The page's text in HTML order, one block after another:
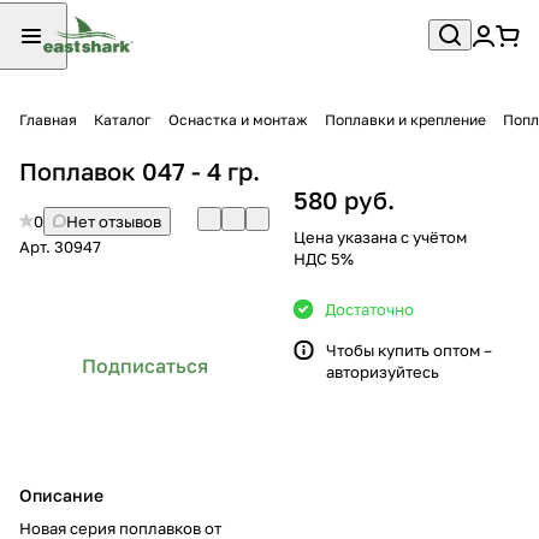
Главная Каталог Оснастка и монтаж Поплавки и крепление
Поплавок 047 - 4 гр.
0
Нет отзывов
Арт. 30947
Подписаться
Описание
Новая серия поплавков от
580 руб.
Цена указана с учётом
НДС 5%
Достаточно
Чтобы купить оптом –
авторизуйтесь